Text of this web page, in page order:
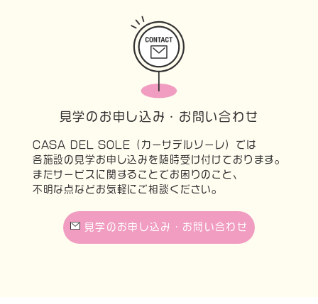
見学のお申し込み・お問い合わせ
CASA DEL SOLE（カーサデルソーレ）では
各施設の見学お申し込みを随時受け付けております。
またサービスに関することでお困りのこと、
不明な点などお気軽にご相談ください。
見学のお申し込み・お問い合わせ